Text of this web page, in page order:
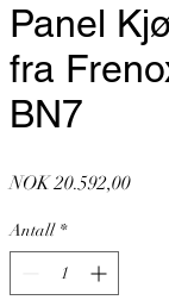
Panel
fra
BN7
NOK 20.592,00Pris
Antall *